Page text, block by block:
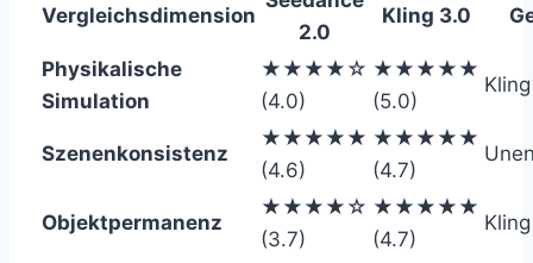
Vergleichsdimension
2.0
Kling 3.0
Physikalische
Simulation
★★★★☆
(4.0)
★★★★★
(5.0)
Szenenkonsistenz
★★★★★
(4.6)
★★★★★
(4.7)
Objektpermanenz
★★★★☆
(3.7)
★★★★★
(4.7)